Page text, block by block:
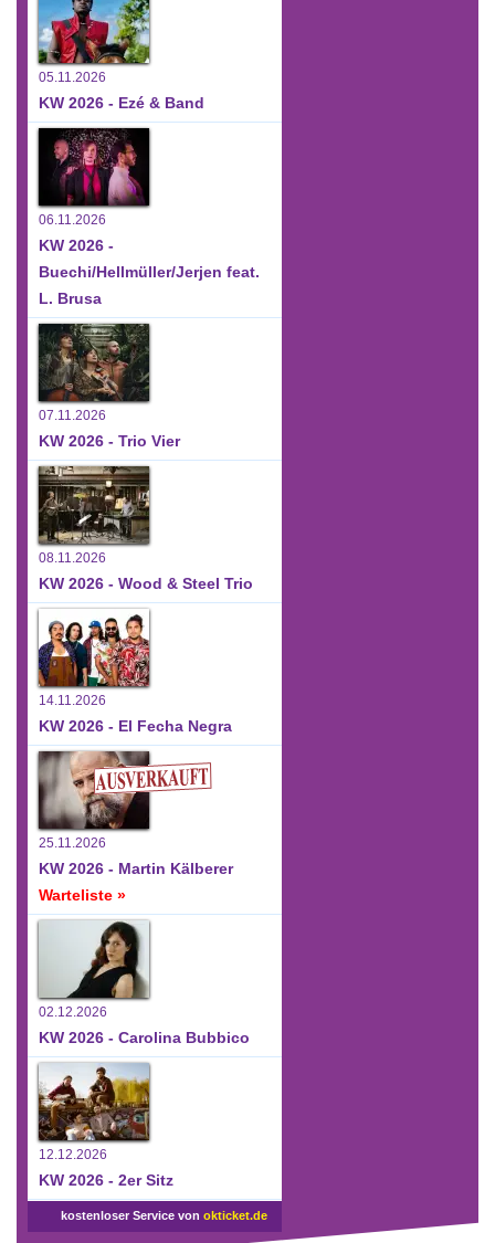
05.11.2026
KW 2026 - Ezé & Band
06.11.2026
KW 2026 -
Buechi/Hellmüller/Jerjen feat.
L. Brusa
07.11.2026
KW 2026 - Trio Vier
08.11.2026
KW 2026 - Wood & Steel Trio
14.11.2026
KW 2026 - El Fecha Negra
25.11.2026
KW 2026 - Martin Kälberer
Warteliste »
02.12.2026
KW 2026 - Carolina Bubbico
12.12.2026
KW 2026 - 2er Sitz
kostenloser Service von okticket.de